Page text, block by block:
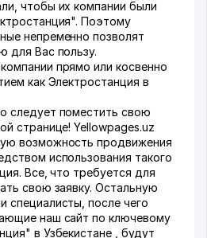
чтобы их компании были
Поэтому
непременно позволят
для Вас пользу.
прямо или косвенно
как Электростанция в
следует поместить свою
странице! Yellowpages.uz
возможность продвижения
использования такого
Все, что требуется для
свою заявку. Остальную
специалисты, после чего
наш сайт по ключевому
в Узбекистане , будут